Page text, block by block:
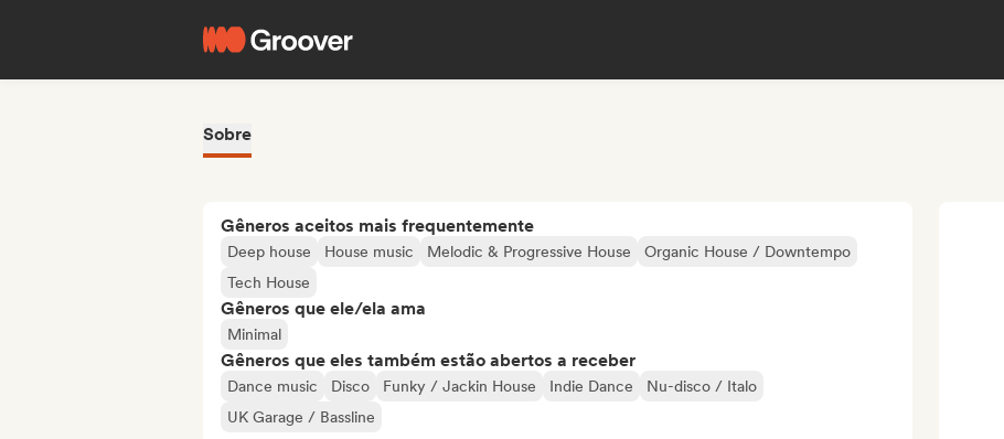
Sobre
Gêneros aceitos mais frequentemente
Deep house House music Melodic & Progressive House
Organic House / Downtempo
Tech House
Gêneros que ele/ela ama
Minimal
Gêneros que eles também estão abertos a receber
Dance music Disco Funky / Jackin House Indie Dance
Nu-disco / Italo
UK Garage / Bassline